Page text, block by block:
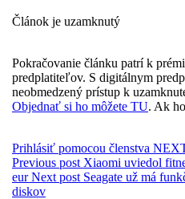
Článok je uzamknutý
Pokračovanie článku patrí k
predplatiteľov. S digitálnym
neobmedzený prístup k
Objednať si ho môžete TU. Ak
Prihlásiť pomocou členstva
Previous post Xiaomi uviedol
eur Next post Seagate už má
diskov